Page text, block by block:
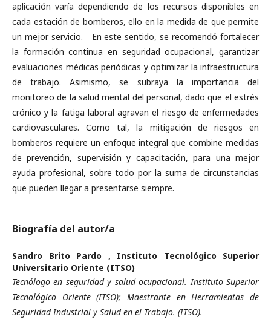
aplicación varía dependiendo de los recursos disponibles en
cada estación de bomberos, ello en la medida de que permite
un mejor servicio. En este sentido, se recomendó fortalecer
la formación continua en seguridad ocupacional, garantizar
evaluaciones médicas periódicas y optimizar la infraestructura
de trabajo. Asimismo, se subraya la importancia del
monitoreo de la salud mental del personal, dado que el estrés
crónico y la fatiga laboral agravan el riesgo de enfermedades
cardiovasculares. Como tal, la mitigación de riesgos en
bomberos requiere un enfoque integral que combine medidas
de prevención, supervisión y capacitación, para una mejor
ayuda profesional, sobre todo por la suma de circunstancias
que pueden llegar a presentarse siempre.
Biografía del autor/a
Sandro Brito Pardo , Instituto Tecnológico Superior
Universitario Oriente (ITSO)
Tecnólogo en seguridad y salud ocupacional. Instituto Superior
Tecnológico Oriente (ITSO); Maestrante en Herramientas de
Seguridad Industrial y Salud en el Trabajo. (ITSO).